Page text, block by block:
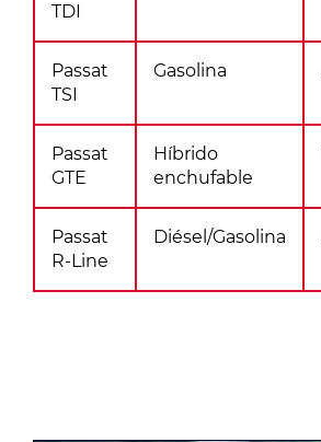
TDI
Passat
TSI
Gasolina
Passat
GTE
Híbrido
enchufable
Passat
R-Line
Diésel/Gasolina